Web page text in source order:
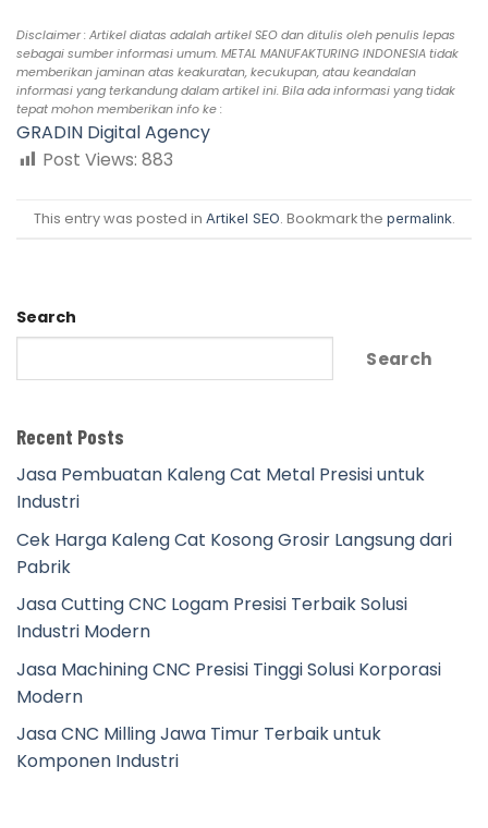
Disclaimer : Artikel diatas adalah artikel SEO dan ditulis oleh penulis lepas
sebagai sumber informasi umum. METAL MANUFAKTURING INDONESIA tidak
memberikan jaminan atas keakuratan, kecukupan, atau keandalan
informasi yang terkandung dalam artikel ini. Bila ada informasi yang tidak
tepat mohon memberikan info ke :
GRADIN Digital Agency
Post Views: 883
This entry was posted in Artikel SEO. Bookmark the permalink.
Search
Search
Recent Posts
Jasa Pembuatan Kaleng Cat Metal Presisi untuk
Industri
Cek Harga Kaleng Cat Kosong Grosir Langsung dari
Pabrik
Jasa Cutting CNC Logam Presisi Terbaik Solusi
Industri Modern
Jasa Machining CNC Presisi Tinggi Solusi Korporasi
Modern
Jasa CNC Milling Jawa Timur Terbaik untuk
Komponen Industri